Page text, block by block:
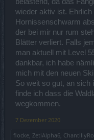
wieder aktiv ist. Ehrlich
Hornissenschwarm
der bei mir nur rum
Blätter verliert. Falls
man aktuell mit Level
dankbar, ich habe
mich mit den neuen
So weit so gut, an sich
finde ich dass die
wegkommen.
7 Dezember 2020
flocke ZetiAlpha6